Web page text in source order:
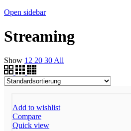
Open sidebar
Streaming
Show 12 20 30All
Add to wishlist
Compare
Quick view